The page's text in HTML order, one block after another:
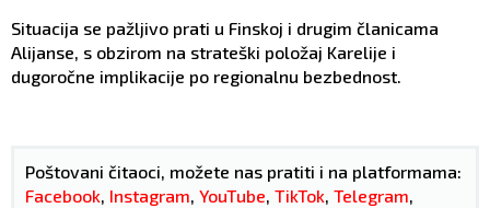
Situacija se pažljivo prati u Finskoj i drugim članicama
Alijanse, s obzirom na strateški položaj Karelije i
dugoročne implikacije po regionalnu bezbednost.
Poštovani čitaoci, možete nas pratiti i na platformama:
Facebook, Instagram, YouTube, TikTok, Telegram,